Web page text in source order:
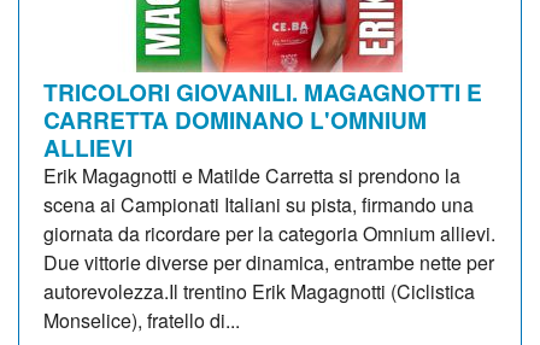
TRICOLORI GIOVANILI. MAGAGNOTTI E
CARRETTA DOMINANO L'OMNIUM
ALLIEVI
Erik Magagnotti e Matilde Carretta si prendono la
scena ai Campionati Italiani su pista, firmando una
giornata da ricordare per la categoria Omnium allievi.
Due vittorie diverse per dinamica, entrambe nette per
autorevolezza.Il trentino Erik Magagnotti (Ciclistica
Monselice), fratello di...